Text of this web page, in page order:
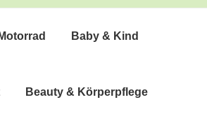
Baby & Kind
Beau­ty & Körperpflege